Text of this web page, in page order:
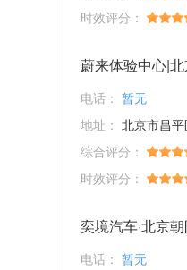
时效评分：
蔚来体验中心|
电话： 暂无
地址： 北京市昌
综合评分：
时效评分：
奕境汽车·北京
电话： 暂无